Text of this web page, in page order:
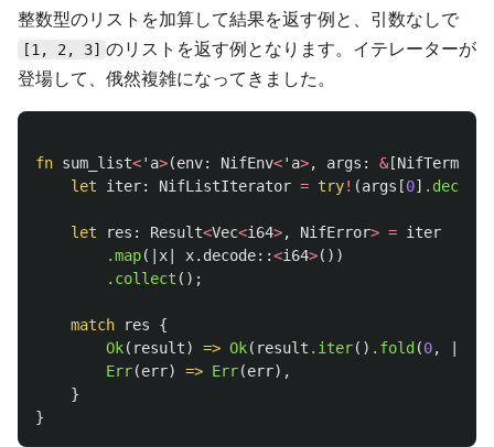
整数型のリストを加算して結果を返す例と、引数なしで
[1, 2, 3] のリストを返す例となります。イテレーターが
登場して、俄然複雑になってきました。
fn sum_list<'a>(env: NifEnv<'a>, args : &[NifTerm
let
iter: NifListIterator = try! (args [0] .decode
let res : Result<Vec<i64>, NifError> = iter
.map(| x x.decode::<i64>())
.collect ();
match res
{
Ok( result) => Ok( result .iter() .fold (0,
Err(err) => Err(err),
}
}